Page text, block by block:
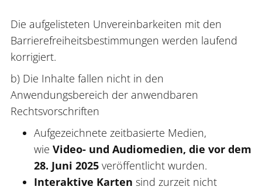
Die aufgelisteten Unvereinbarkeiten mit den
Barrierefreiheitsbestimmungen werden laufend
korrigiert.
b) Die Inhalte fallen nicht in den
Anwendungsbereich der anwendbaren
Rechtsvorschriften​​​​
Aufgezeichnete zeitbasierte Medien,
wie Video- und Audiomedien, die vor dem
28. Juni 2025 veröffentlicht wurden.
Interaktive Karten sind zurzeit nicht